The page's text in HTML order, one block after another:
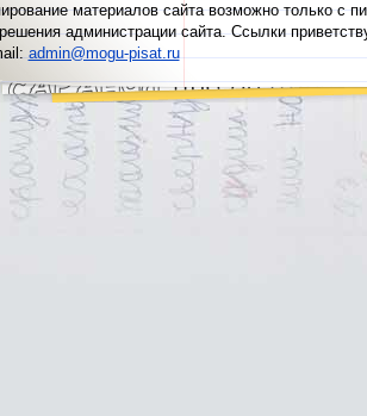
материалов сайта возможно только с
администрации сайта. Ссылки
admin@mogu-pisat.ru